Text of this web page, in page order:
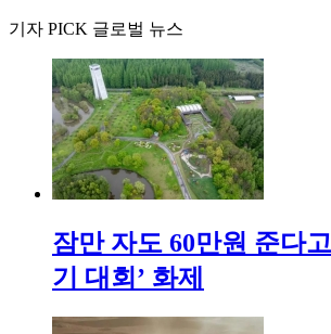
기자 PICK 글로벌 뉴스
잠만 자도 60만원 준다
기 대회’ 화제